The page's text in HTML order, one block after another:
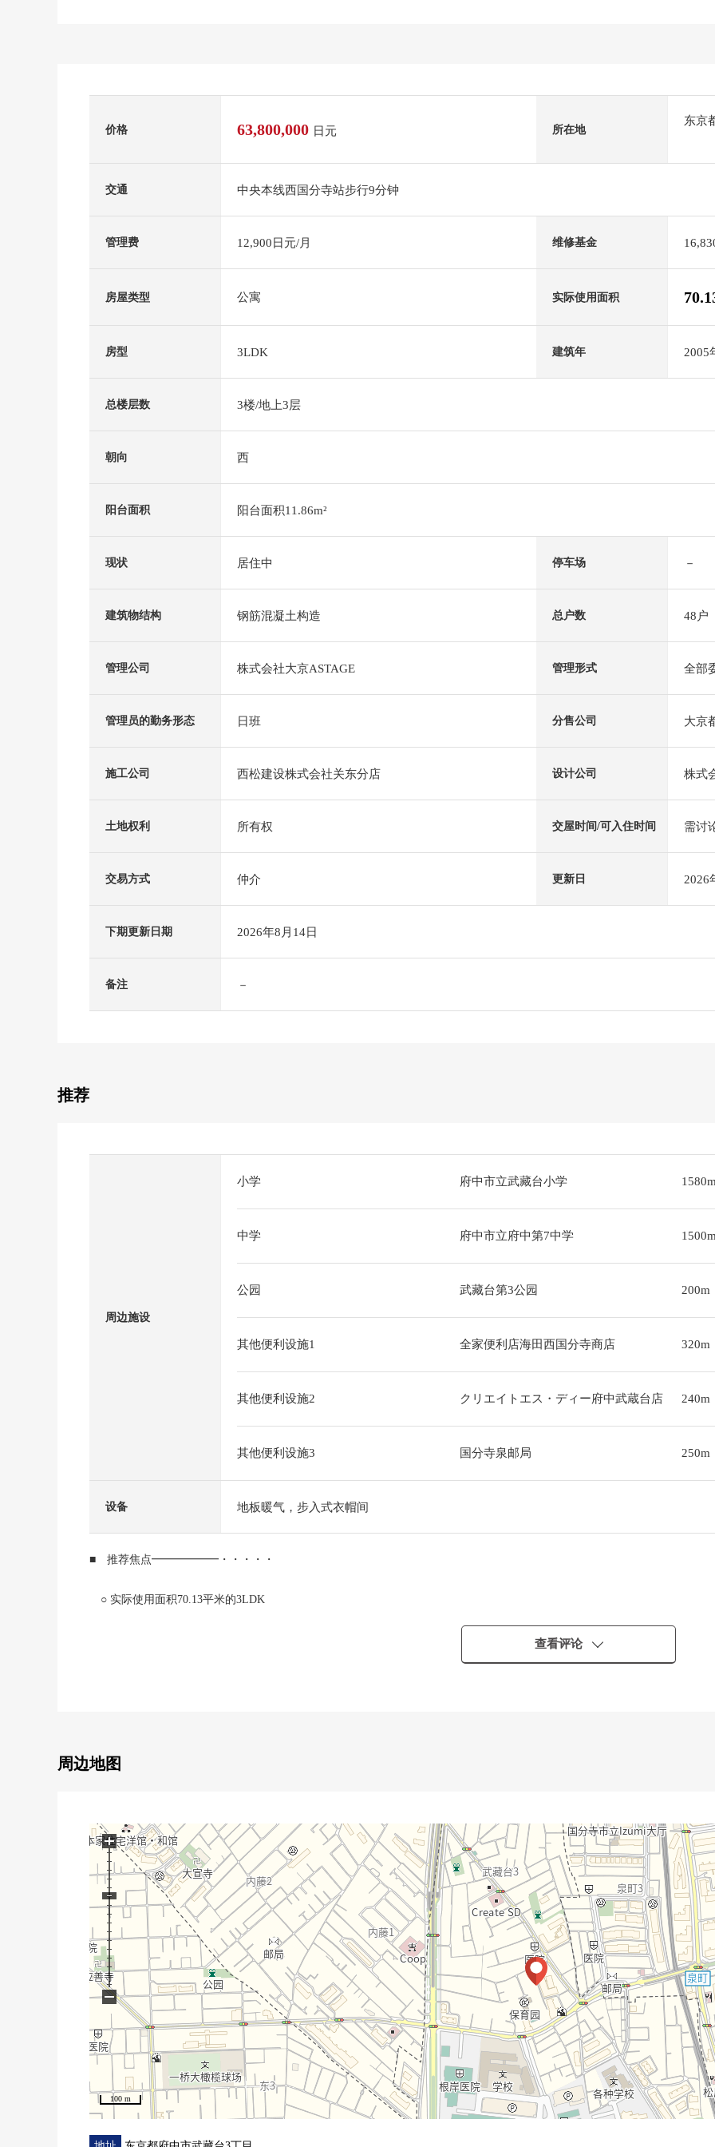
价格 63,800,000 日元 所在地
东京
交通 中央本线西国分寺站步行9分钟
管理费 12,900日元/月 维修基金
房屋类型 公寓 实际使用面积
房型 3LDK 建筑年 2005
总楼层数 3楼/地上3层
朝向 西
阳台面积 阳台面积11.86m²
现状 居住中 停车场 －
建筑物结构 钢筋混凝土构造 总户数 48户
管理公司 株式会社大京ASTAGE 管理形式 全部
管理员的勤务形态 日班 分售公司 大京
施工公司 西松建设株式会社关东分店 设计公司 株式
土地权利 所有权 交屋时间/可入住时间 需讨
交易方式 仲介 更新日 2026
下期更新日期 2026年8月14日
备注 －
推荐
周边施设
小学 府中市立武藏台小学
中学 府中市立府中第7中学
公园 武藏台第3公园 200m
其他便利设施1 全家便利店海田西国分寺商店 320m
其他便利设施2 クリエイトエス・ディー府中武蔵台店 240m
其他便利设施3 国分寺泉邮局 250m
设备 地板暖气，步入式衣帽间
■ 推荐焦点━━━━━━・・・・・
○ 实际使用面积70.13平米的3LDK
0 双重的地板、双重天花板
■ 比负责━━━━━━━━・・・・・
○ 房源、居住环境的详细的信息，买房、贷款需讨论
请甚至随便询问小事情。
查看评论
周边地图
100 m
+
−